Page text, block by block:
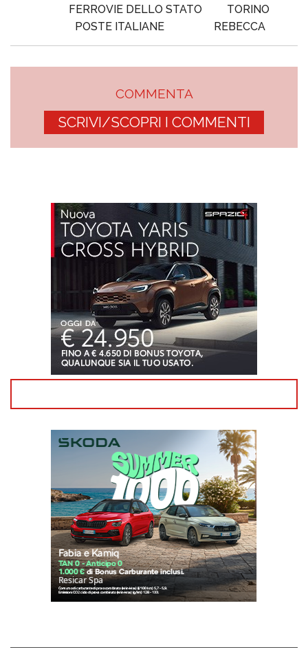
FERROVIE DELLO STATO
TORINO
POSTE ITALIANE
REBECCA
COMMENTA
SCRIVI/SCOPRI I COMMENTI